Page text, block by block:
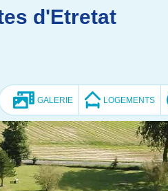
d'Etretat
GALERIE LOGEMENTS